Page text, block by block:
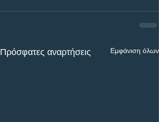
Πρόσφατες αναρτήσεις Εμφάνιση όλων